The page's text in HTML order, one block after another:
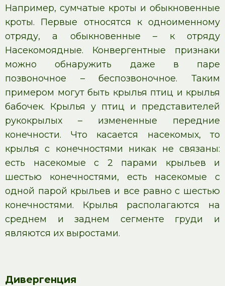
Например, сумчатые кроты и обыкновенные
кроты. Первые относятся к одноименному
отряду, а обыкновенные – к отряду
Насекомоядные. Конвергентные признаки
можно обнаружить даже в паре
позвоночное – беспозвоночное. Таким
примером могут быть крылья птиц и крылья
бабочек. Крылья у птиц и представителей
рукокрылых – измененные передние
конечности. Что касается насекомых, то
крылья с конечностями никак не связаны:
есть насекомые с 2 парами крыльев и
шестью конечностями, есть насекомые с
одной парой крыльев и все равно с шестью
конечностями. Крылья располагаются на
среднем и заднем сегменте груди и
являются их выростами.
Дивергенция